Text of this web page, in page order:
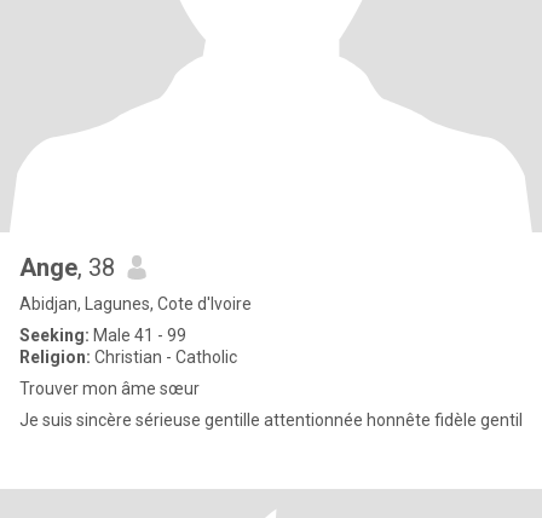
Ange, 38
Abidjan, Lagunes, Cote d'Ivoire
Seeking: Male 41 - 99
Religion: Christian - Catholic
Trouver mon âme sœur
Je suis sincère sérieuse gentille attentionnée honnête fidèle gentil